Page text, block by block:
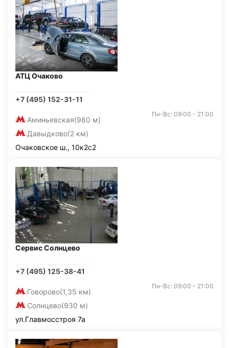
АТЦ Очаково
+7 (495) 152-31-11
Аминьевская(980 м)
Давыдково(2 км)
Пн-Вс: 09:00 - 21:00
Очаковское ш., 10к2с2
Сервис Солнцево
+7 (495) 125-38-41
Говорово(1,35 км)
Солнцево(930 м)
Пн-Вс: 09:00 - 21:00
ул.Главмосстроя 7а